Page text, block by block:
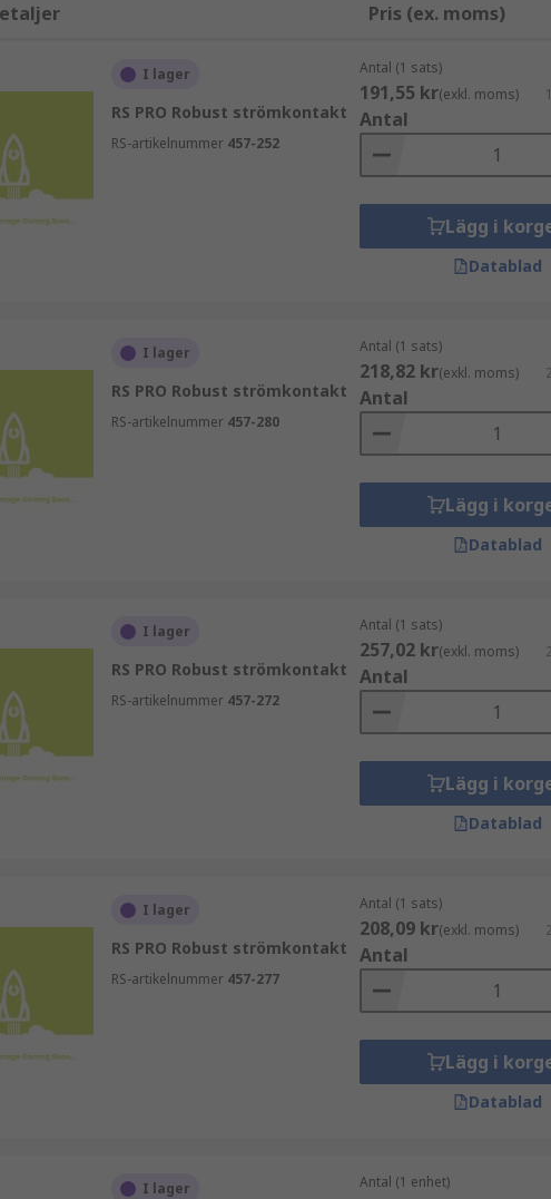
där strömförsörjningen är kritisk och belastningen hög.
bland annat modulära system, panelmonterade kontakter
och skyddsnivåer för att möta specifika krav.
till strömstyrka, spänning och miljöförhållanden. Även
kontakter för din applikation.
industriella kontakter och beställ hos oss på RS för snabb
Pris (ex. moms)
I lager
RS PRO Robust strömkontakt
RS-artikelnummer 457-252
Antal (1 sats)
191,55 kr(exkl. moms)
Antal
Lägg i
Datablad
I lager
RS PRO Robust strömkontakt
RS-artikelnummer 457-280
Antal (1 sats)
218,82 kr(exkl. moms)
Antal
Lägg i
Datablad
I lager
RS PRO Robust strömkontakt
RS-artikelnummer 457-272
Antal (1 sats)
257,02 kr(exkl. moms)
Antal
Lägg i
Datablad
I lager
RS PRO Robust strömkontakt
RS-artikelnummer 457-277
Antal (1 sats)
208,09 kr(exkl. moms)
Antal
Lägg i
Datablad
I lager Antal (1 enhet)